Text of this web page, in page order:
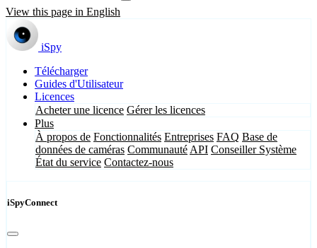
View this page in English
iSpy
Télécharger
Guides d'Utilisateur
Licences
Acheter une licence Gérer les licences
Plus
À propos de Fonctionnalités Entreprises FAQ Base de
données de caméras Communauté API Conseiller Système
État du service Contactez-nous
iSpyConnect